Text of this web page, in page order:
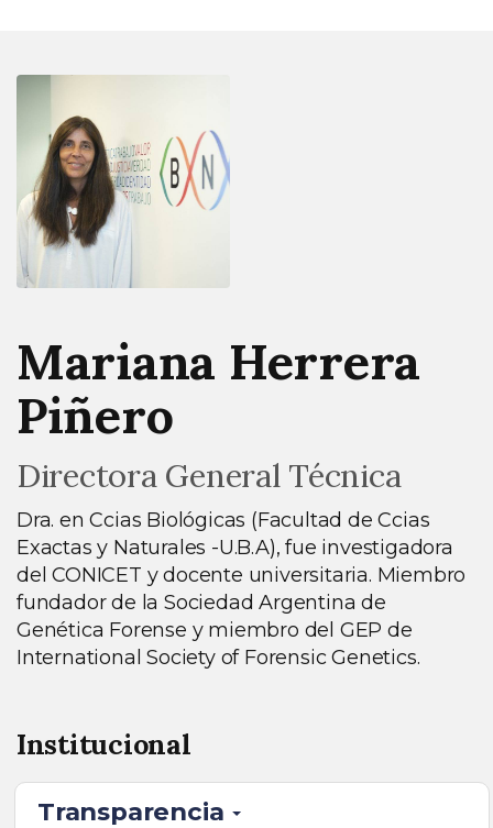
Mariana Herrera
Piñero
Directora General Técnica
Dra. en Ccias Biológicas (Facultad de Ccias
Exactas y Naturales -U.B.A), fue investigadora
del CONICET y docente universitaria. Miembro
fundador de la Sociedad Argentina de
Genética Forense y miembro del GEP de
International Society of Forensic Genetics.
Institucional
Transparencia